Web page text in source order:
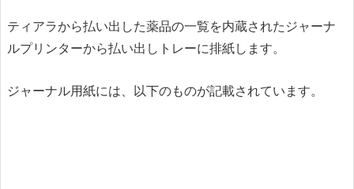
ティアラから払い出した薬品の一覧を内蔵されたジャーナ
ルプリンターから払い出しトレーに排紙します。
ジャーナル用紙には、以下のものが記載されています。